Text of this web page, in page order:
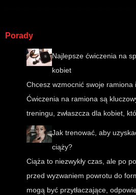
Porady
Najlepsze ćwiczenia na
kobiet
Chcesz wzmocnić swoje ramiona
Ćwiczenia na ramiona są
treningu, zwłaszcza dla kobiet,
Jak trenować, aby
ciąży?
Ciąża to niezwykły czas, ale po
przed wyzwaniem powrotu do
mogą być przytłaczające,